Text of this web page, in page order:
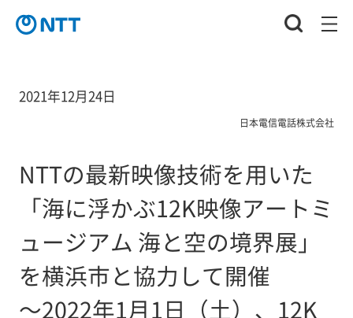
2021年12月24日
日本電信電話株式会社
NTTの最新映像技術を用いた
「海に浮かぶ12K映像アートミ
ュージアム 海と空の境界展」
を横浜市と協力して開催
～2022年1月1日（土）、12K